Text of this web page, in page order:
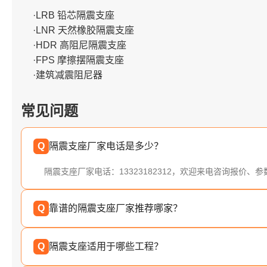
·LRB 铅芯隔震支座
·LNR 天然橡胶隔震支座
·HDR 高阻尼隔震支座
·FPS 摩擦摆隔震支座
·建筑减震阻尼器
常见问题
Q 隔震支座厂家电话是多少？
隔震支座厂家电话：13323182312，欢迎来电咨询报价、参
Q 靠谱的隔震支座厂家推荐哪家？
Q 隔震支座适用于哪些工程？